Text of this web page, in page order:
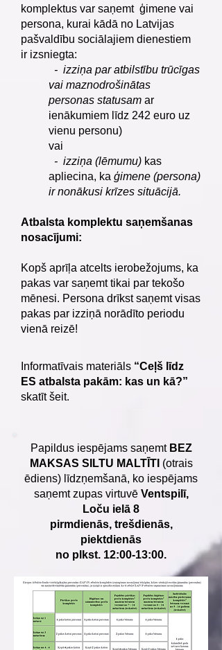
komplektus var saņemt ģimene vai
persona, kurai kādā no Latvijas
pašvaldību sociālajiem dienestiem
ir izsniegta:
- izziņa par atbilstību trūcīgas
vai maznodrošinātas
personas statusam ar
ienākumiem līdz 242 euro uz
vienu personu)
vai
- izziņa (lēmumu) kas
apliecina, ka ģimene (persona)
ir nonākusi krīzes situācijā.
Atbalsta komplektu saņemšanas
nosacījumi:
Kopš aprīļa atcelts ierobežojums, ka
pakas var saņemt tikai par tekošo
mēnesi. Persona drīkst saņemt visas
pakas par izziņā norādīto periodu
vienā reizē!
Informatīvais materiāls “Ceļš līdz
ES atbalsta pakām: kas un kā?”
skatīt šeit.
Papildus iespējams saņemtBEZ
MAKSAS SILTU MALTĪTI (otrais
ēdiens) līdzņemšanā, ko iespējams
saņemt zupas virtuvē Ventspilī,
Loču ielā 8
pirmdienās, trešdienās,
piektdienās
no plkst. 12:00-13:00.